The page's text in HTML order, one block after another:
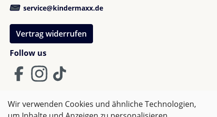
Follow us
service@kindermaxx.de
Vertrag widerrufen
Wir verwenden Cookies und ähnliche Technologien,